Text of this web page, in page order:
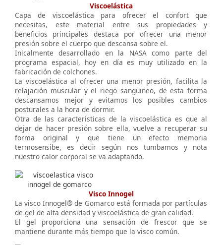
Viscoelástica
Capa de viscoelástica para ofrecer el confort que
necesitas, este material entre sus propiedades y
beneficios principales destaca por ofrecer una menor
presión sobre el cuerpo que descansa sobre el.
Inicalmente desarrollado en la NASA como parte del
programa espacial, hoy en día es muy utilizado en la
fabricación de colchones.
La viscoelástica al ofrecer una menor presión, facilita la
relajación muscular y el riego sanguineo, de esta forma
descansamos mejor y evitamos los posibles cambios
posturales a la hora de dormir.
Otra de las características de la viscoelástica es que al
dejar de hacer presión sobre ella, vuelve a recuperar su
forma original y que tiene un efecto memoria
termosensibe, es decir según nos tumbamos y nota
nuestro calor corporal se va adaptando.
Visco Innogel
La visco Innogel® de Gomarco está formada por partículas
de gel de alta densidad y viscoelástica de gran calidad.
El gel proporciona una sensación de frescor que se
mantiene durante más tiempo que la visco común.